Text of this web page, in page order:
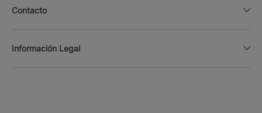
Contacto
Información Legal